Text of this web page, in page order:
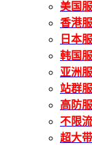
美国
香港
日本
韩国
亚洲
站群
高防
不限
超大